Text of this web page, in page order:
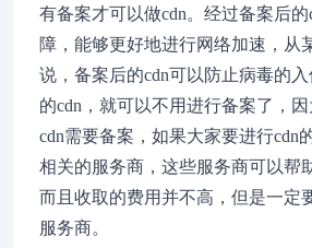
有备案才可以做cdn。经过备案后
障，能够更好地进行网络加速，从
说，备案后的cdn可以防止病毒的
的cdn，就可以不用进行备案了，
cdn需要备案，如果大家要进行cdn
相关的服务商，这些服务商可以帮
而且收取的费用并不高，但是一定
服务商。